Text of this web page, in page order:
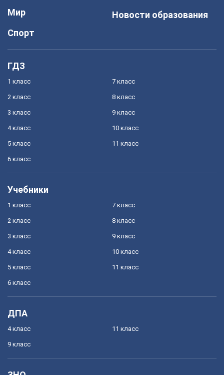
Мир
Спорт
Новости образования
ГДЗ
1 класс
2 класс
3 класс
4 класс
5 класс
6 класс
7 класс
8 класс
9 класс
10 класс
11 класс
Учебники
1 класс
2 класс
3 класс
4 класс
5 класс
6 класс
7 класс
8 класс
9 класс
10 класс
11 класс
ДПА
4 класс
9 класс
11 класс